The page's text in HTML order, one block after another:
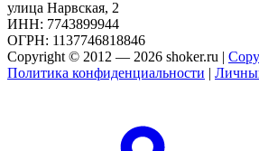
улица Нарвская, 2
ИНН: 7743899944
ОГРН: 1137746818846
Copyright © 2012 — 2026 shoker.ru |
Политика конфиденциальности |